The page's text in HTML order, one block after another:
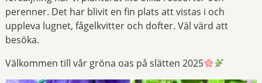
perenner. Det har blivit en fin plats att vistas i och
uppleva lugnet, fågelkvitter och dofter. Väl värd att
besöka.
Välkommen till vår gröna oas på slätten 2025